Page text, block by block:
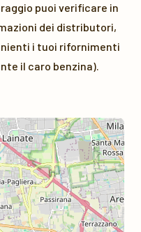
puoi verificare in
dei distributori,
i tuoi rifornimenti
il caro benzina).